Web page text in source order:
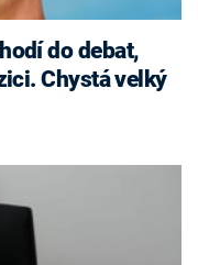
do debat,
Chystá velký